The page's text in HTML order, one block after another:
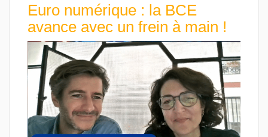
Euro numérique : la BCE
avance avec un frein à main !